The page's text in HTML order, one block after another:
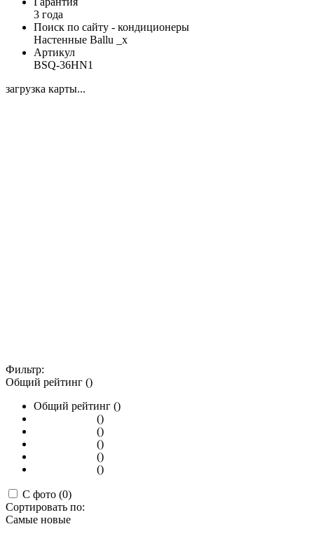
3 года
Поиск по сайту - кондиционеры
Настенные Ballu _x
Артикул
BSQ-36HN1
загрузка карты...
Фильтр:
Общий рейтинг ()
Общий рейтинг ()
()
()
()
()
()
С фото (0)
Сортировать по:
Самые новые